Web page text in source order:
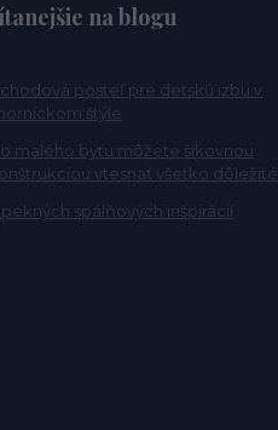
na blogu
posteľ pre detskú izbu v
štýle
malého bytu môžete šikovnou
vtesnať všetko dôležité
spálňových inšpirácií